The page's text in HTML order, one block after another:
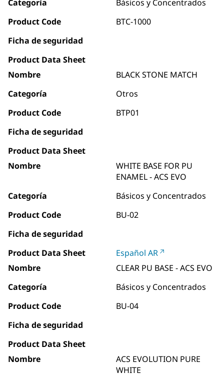
Categoría
Básicos y Concentrados
Product Code
BTC-1000
Ficha de seguridad
Product Data Sheet
Nombre
BLACK STONE MATCH
Categoría
Otros
Product Code
BTP01
Ficha de seguridad
Product Data Sheet
Nombre
WHITE BASE FOR PU
ENAMEL - ACS EVO
Categoría
Básicos y Concentrados
Product Code
BU-02
Ficha de seguridad
Product Data Sheet
Español AR
Nombre
CLEAR PU BASE - ACS EVO
Categoría
Básicos y Concentrados
Product Code
BU-04
Ficha de seguridad
Product Data Sheet
Nombre
ACS EVOLUTION PURE
WHITE